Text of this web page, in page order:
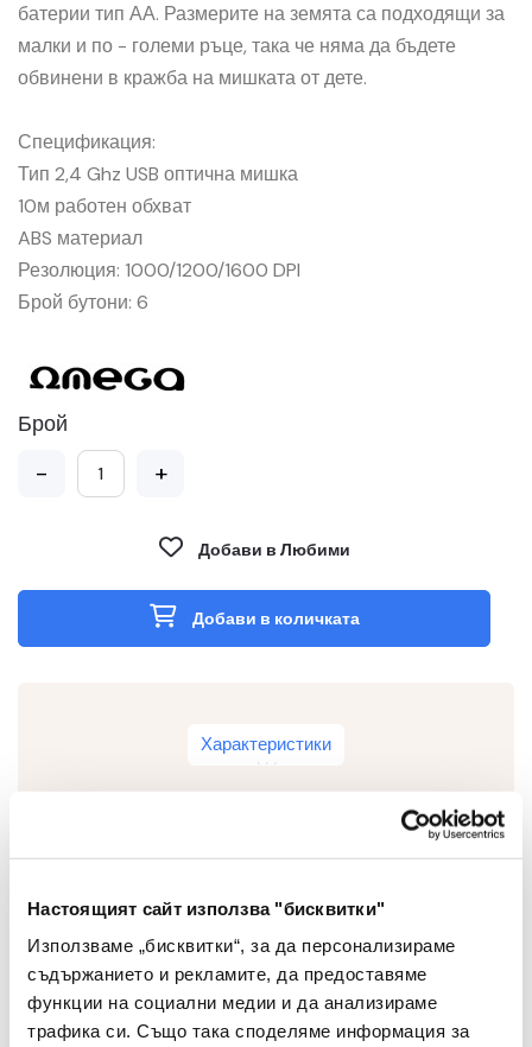
Настоящият сайт използва "бисквитки"
Използваме „бисквитки“, за да персонализираме
съдържанието и рекламите, да предоставяме
функции на социални медии и да анализираме
трафика си. Също така споделяме информация за
батерии тип АА. Размерите на земята са подходящи за
малки и по - големи ръце, така че няма да бъдете
обвинени в кражба на мишката от дете.
Спецификация:
Тип 2,4 Ghz USB оптична мишка
10м работен обхват
ABS материал
Резолюция: 1000/1200/1600 DPI
Брой бутони: 6
Брой
- +
Добави в Любими
Добави в количката
Характеристики
Bluetooth
Резолюция [dpi] 1000/1200/1600
Марки Omega